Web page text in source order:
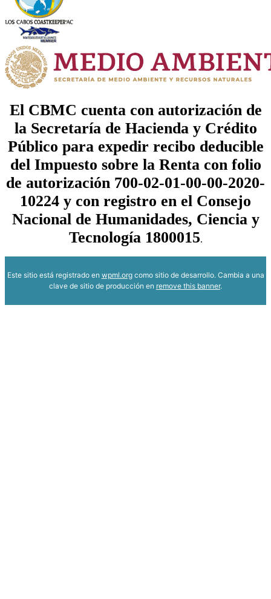
El CBMC cuenta con autorización de
la Secretaría de Hacienda y Crédito
Público para expedir recibo deducible
del Impuesto sobre la Renta con folio
de autorización 700-02-01-00-00-2020-
10224 y con registro en el Consejo
Nacional de Humanidades, Ciencia y
Tecnología 1800015.
Este sitio está registrado en wpml.orgcomo sitio de desarrollo. Cambia a una
clave de sitio de producción en remove this banner.